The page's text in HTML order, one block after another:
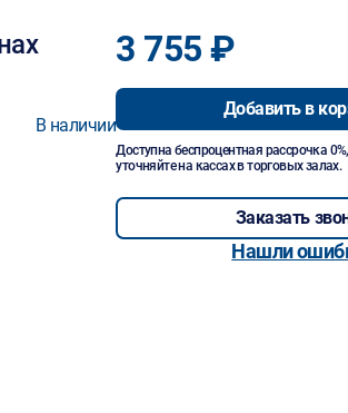
В наличии
3 755 ₽
Добавить в
Доступна беспроцентная рассрочка
уточняйте на кассах в торговых залах.
Заказать
Нашли